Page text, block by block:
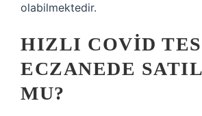
olabilmektedir.
HIZLI COVID
ECZANEDE
MU?